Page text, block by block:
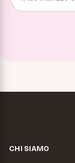
CHI SIAMO